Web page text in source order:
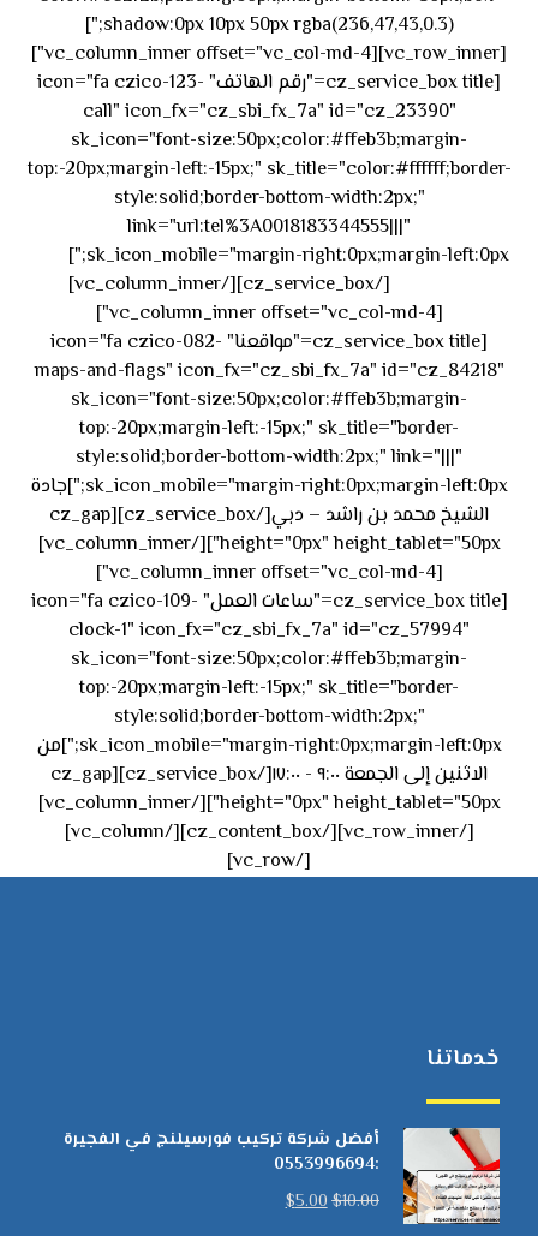
shadow:0px 10px 50px rgba(236,47,43,0.3);"]
[vc_row_inner][vc_column_inner offset="vc_col-md-4"]
[cz_service_box title="رقم الهاتف" icon="fa czico-123-
call" icon_fx="cz_sbi_fx_7a" id="cz_23390"
sk_icon="font-size:50px;color:#ffeb3b;margin-
top:-20px;margin-left:-15px;" sk_title="color:#ffffff;border-
style:solid;border-bottom-width:2px;"
link="url:tel%3A0018183344555|||"
sk_icon_mobile="margin-right:0px;margin-left:0px;"]
[/cz_service_box][/vc_column_inner]
[vc_column_inner offset="vc_col-md-4"]
[cz_service_box title="مواقعنا" icon="fa czico-082-
maps-and-flags" icon_fx="cz_sbi_fx_7a" id="cz_84218"
sk_icon="font-size:50px;color:#ffeb3b;margin-
top:-20px;margin-left:-15px;" sk_title="border-
style:solid;border-bottom-width:2px;" link="|||"
sk_icon_mobile="margin-right:0px;margin-left:0px;"]جادة
الشيخ محمد بن راشد – دبي[/cz_service_box][cz_gap
height="0px" height_tablet="50px"][/vc_column_inner]
[vc_column_inner offset="vc_col-md-4"]
[cz_service_box title="ساعات العمل" icon="fa czico-109-
clock-1" icon_fx="cz_sbi_fx_7a" id="cz_57994"
sk_icon="font-size:50px;color:#ffeb3b;margin-
top:-20px;margin-left:-15px;" sk_title="border-
style:solid;border-bottom-width:2px;"
sk_icon_mobile="margin-right:0px;margin-left:0px;"]من
الاثنين إلى الجمعة ٩:٠٠ - ١٧:٠٠[/cz_service_box][cz_gap
height="0px" height_tablet="50px"][/vc_column_inner]
[/vc_row_inner][/cz_content_box][/vc_column]
[/vc_row]
خدماتنا
أفضل شركة تركيب فورسيلنج في الفجيرة
:0553996694
$10.00
$5.00